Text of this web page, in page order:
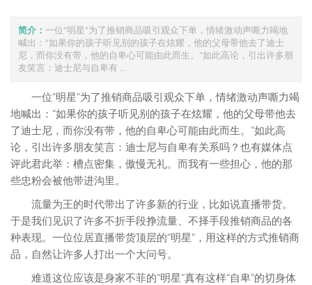
简介： 一位“明星”为了推销商品吸引观众下单，情绪激动声嘶力竭地
喊出：“如果你的孩子听见别的孩子在炫耀，他的父母带他去了迪士
尼，而你没有带，他的自卑心可能由此而生。”如此高论，引出许多朋
友笑言：迪士尼与自卑有 ...
一位“明星”为了推销商品吸引观众下单，情绪激动声嘶力竭
地喊出：“如果你的孩子听见别的孩子在炫耀，他的父母带他去
了迪士尼，而你没有带，他的自卑心可能由此而生。”如此高
论，引出许多朋友笑言：迪士尼与自卑有关系吗？也有媒体点
评此君此举：槽点密集，傲慢无礼。而我有一些担心，他的那
些忠粉会被他带进沟里。
流量为王的时代带出了许多新的行业，比如说直播带货。
于是我们见识了许多不折手段挣流量、不择手段推销商品的各
种表现。一位位居直播带货顶层的“明星”，用这样的方式推销商
品，自然让许多人打出一个大问号。
难道这位应该是身家不菲的“明星”真有这样“自卑”的切身体